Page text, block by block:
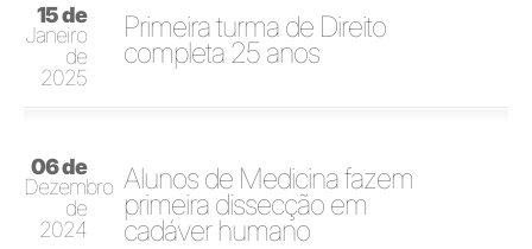
15 de
Janeiro
de
2025
Primeira turma de Direito
completa 25 anos
06 de
Dezembro
de
2024
Alunos de Medicina fazem
primeira dissecção em
cadáver humano